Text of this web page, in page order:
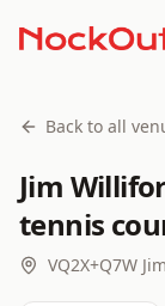
Back to all
Jim
tennis
VQ2X+Q7W